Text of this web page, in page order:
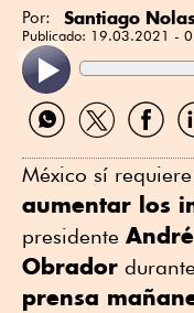
Por: Santiago
Publicado: 19.03.2021 -
Compartir
por
Compartir
por
por
México sí
aumentar los
presidente
Obrador
prensa